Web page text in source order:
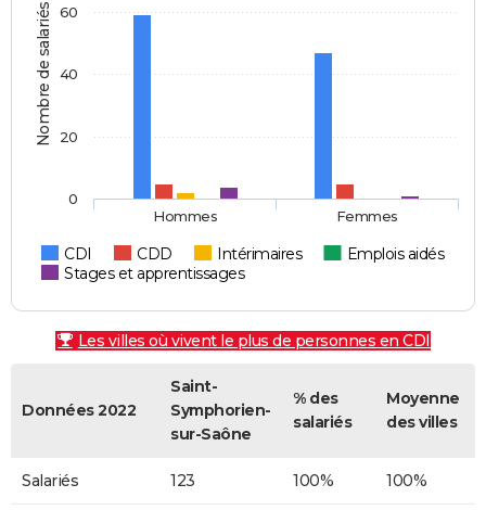
Nombre de salariés
CDI CDD Intérimaires
Emplois aidés
Stages et apprentissages
Hommes Femmes
0
20
40
60
Les villes où vivent le plus de personnes en CDI
Données 2022
Saint-
Symphorien-
sur-Saône
% des
salariés
Moyenne
des villes
Salariés 123 100% 100%